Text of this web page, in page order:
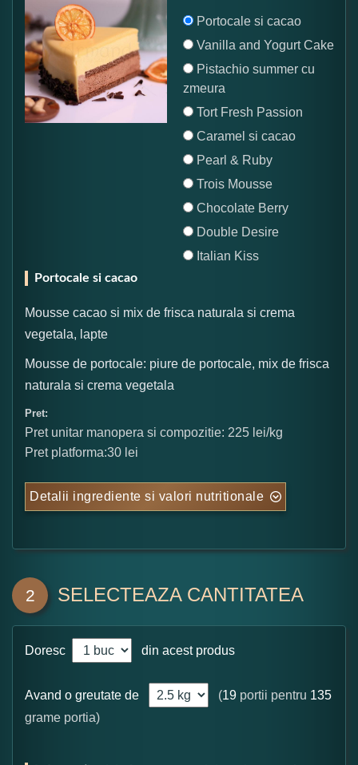
Portocale si cacao
Vanilla and Yogurt Cake
Pistachio summer cu
zmeura
Tort Fresh Passion
Caramel si cacao
Pearl & Ruby
Trois Mousse
Chocolate Berry
Double Desire
Italian Kiss
Portocale si cacao
Mousse cacao si mix de frisca naturala si crema
vegetala, lapte
Mousse de portocale: piure de portocale, mix de frisca
naturala si crema vegetala
Pret:
Pret unitar manopera si compozitie: 225 lei/kg
Pret platforma:30 lei
Detalii ingrediente si valori nutritionale
2 SELECTEAZA CANTITATEA
Doresc din acest produs
Avand o greutate de (19 portii pentru 135
grame portia)